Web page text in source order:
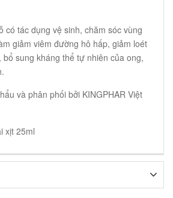
có tác dụng vệ sinh, chăm sóc vùng
giảm viêm đường hô hấp, giảm loét
bổ sung kháng thể tự nhiên của ong,
và phân phối bởi KINGPHAR Việt
xịt 25ml